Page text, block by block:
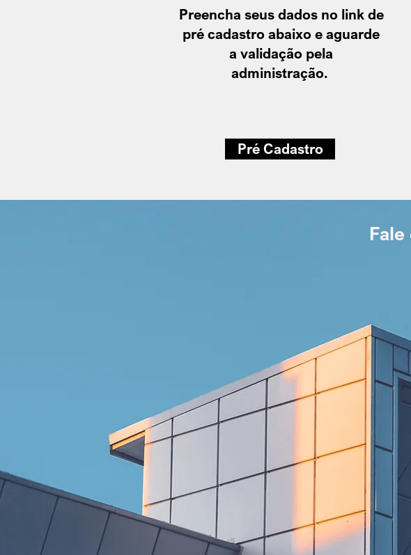
Preencha seus dados no link de
pré cadastro abaixo e aguarde
a validação pela
administração.
Pré Cadastro
Fale